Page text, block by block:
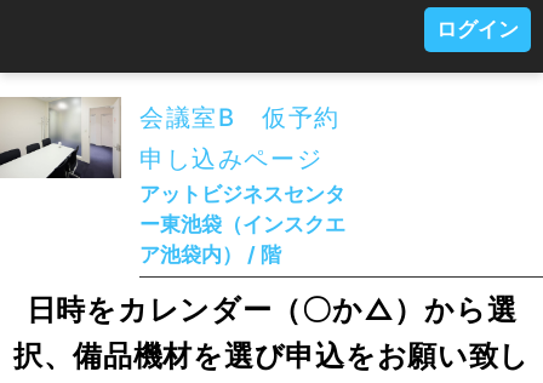
ログイン
会議室B 仮予約
申し込みページ
アットビジネスセンタ
ー東池袋（インスクエ
ア池袋内） / 階
日時をカレンダー（〇か△）から選
択、備品機材を選び申込をお願い致し